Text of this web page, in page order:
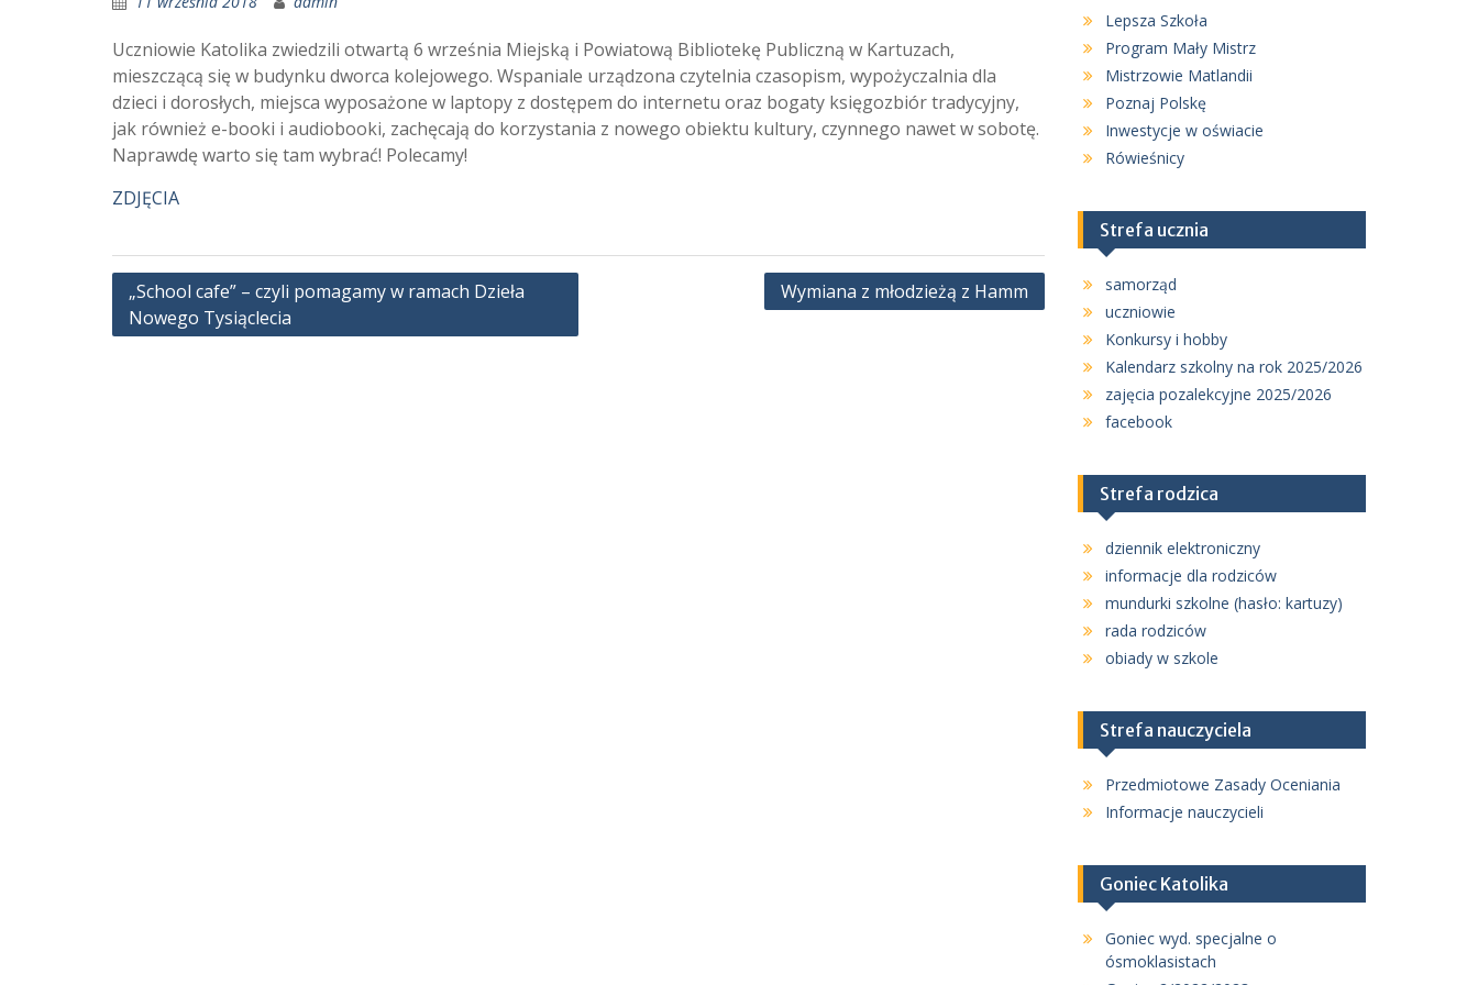
Uczniowie Katolika zwiedzili otwartą 6 września Miejską i Powiatową Bibliotekę Publiczną w Kartuzach,
mieszczącą się w budynku dworca kolejowego. Wspaniale urządzona czytelnia czasopism, wypożyczalnia dla
dzieci i dorosłych, miejsca wyposażone w laptopy z dostępem do internetu oraz bogaty księgozbiór tradycyjny,
jak również e-booki i audiobooki, zachęcają do korzystania z nowego obiektu kultury, czynnego nawet w sobotę.
Naprawdę warto się tam wybrać! Polecamy!
ZDJĘCIA
Nawigacja
wpisu
„School cafe” – czyli pomagamy w ramach Dzieła
Nowego Tysiąclecia
Wymiana z młodzieżą z Hamm
Lepsza Szkoła
Program Mały Mistrz
Mistrzowie Matlandii
Poznaj Polskę
Inwestycje w oświacie
Rówieśnicy
Strefa ucznia
samorząd
uczniowie
Konkursy i hobby
Kalendarz szkolny na rok 2025/2026
zajęcia pozalekcyjne 2025/2026
facebook
Strefa rodzica
dziennik elektroniczny
informacje dla rodziców
mundurki szkolne (hasło: kartuzy)
rada rodziców
obiady w szkole
Strefa nauczyciela
Przedmiotowe Zasady Oceniania
Informacje nauczycieli
Goniec Katolika
Goniec wyd. specjalne o
ósmoklasistach